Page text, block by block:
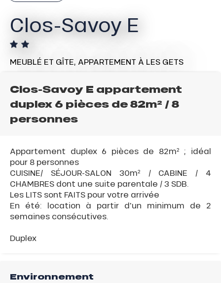
Clos-Savoy E
MEUBLÉ ET GÎTE, APPARTEMENT À LES GETS
Clos-Savoy E appartement
duplex 6 pièces de 82m² / 8
personnes
Appartement duplex 6 pièces de 82m² ; idéal
pour 8 personnes
CUISINE/ SÉJOUR-SALON 30m² / CABINE / 4
CHAMBRES dont une suite parentale / 3 SDB.
Les LITS sont FAITS pour votre arrivée
En été: location à partir d'un minimum de 2
semaines consécutives.
Duplex
Environnement